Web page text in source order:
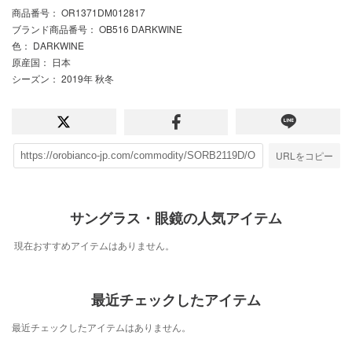
商品番号 ： OR1371DM012817
ブランド商品番号 ： OB516 DARKWINE
色 ： DARKWINE
原産国 ： 日本
シーズン ： 2019年 秋冬
URLをコピー
サングラス・眼鏡の人気アイテム
現在おすすめアイテムはありません。
最近チェックしたアイテム
最近チェックしたアイテムはありません。